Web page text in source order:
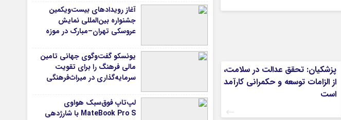
پزشکیان: تحقق عدالت در سلامت،
از الزامات توسعه و حکمرانی کارآمد
است
آغاز رویدادهای بیست‌ویکمین
جشنواره بین‌المللی نمایش
عروسکی تهران–مبارک در موزه
یونسکو گفت‌وگوی جهانی تامین
مالی فرهنگ را برای تقویت
سرمایه‌گذاری در میراث‌فرهنگی
صنایع خلاق
لپ‌تاپ فوق‌سبک هواوی
MateBook Pro S با شارژدهی